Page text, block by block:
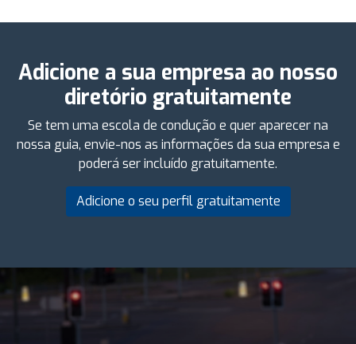
Adicione a sua empresa ao nosso
diretório gratuitamente
Se tem uma escola de condução e quer aparecer na
nossa guia, envie-nos as informações da sua empresa e
poderá ser incluído gratuitamente.
Adicione o seu perfil gratuitamente